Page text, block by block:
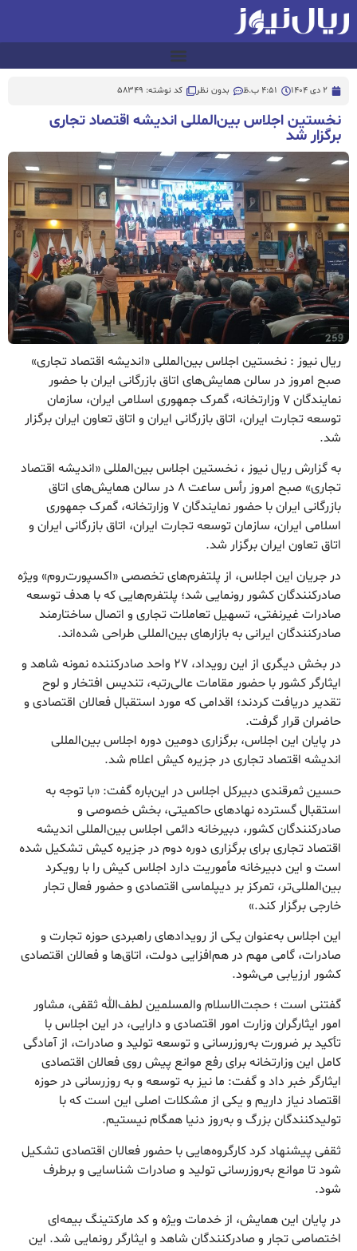
2 دی 1404 4:51 ب.ظ بدون نظر کد نوشته: 58349
نخستین اجلاس بین‌المللی اندیشه اقتصاد تجاری
برگزار شد
ریال نیوز : نخستین اجلاس بین‌المللی «اندیشه اقتصاد تجاری»
صبح امروز در سالن همایش‌های اتاق بازرگانی ایران با حضور
نمایندگان ۷ وزارتخانه، گمرک جمهوری اسلامی ایران، سازمان
توسعه تجارت ایران، اتاق بازرگانی ایران و اتاق تعاون ایران برگزار
شد.
به گزارش ریال نیوز ، نخستین اجلاس بین‌المللی «اندیشه اقتصاد
تجاری» صبح امروز رأس ساعت ۸ در سالن همایش‌های اتاق
بازرگانی ایران با حضور نمایندگان ۷ وزارتخانه، گمرک جمهوری
اسلامی ایران، سازمان توسعه تجارت ایران، اتاق بازرگانی ایران و
اتاق تعاون ایران برگزار شد.
در جریان این اجلاس، از پلتفرم‌های تخصصی «اکسپورت‌روم» ویژه
صادرکنندگان کشور رونمایی شد؛ پلتفرم‌هایی که با هدف توسعه
صادرات غیرنفتی، تسهیل تعاملات تجاری و اتصال ساختارمند
صادرکنندگان ایرانی به بازارهای بین‌المللی طراحی شده‌اند.
در بخش دیگری از این رویداد، ۲۷ واحد صادرکننده نمونه شاهد و
ایثارگر کشور با حضور مقامات عالی‌رتبه، تندیس افتخار و لوح
تقدیر دریافت کردند؛ اقدامی که مورد استقبال فعالان اقتصادی و
حاضران قرار گرفت.
در پایان این اجلاس، برگزاری دومین دوره اجلاس بین‌المللی
اندیشه اقتصاد تجاری در جزیره کیش اعلام شد.
حسین ثمرقندی دبیرکل اجلاس در این‌باره گفت: «با توجه به
استقبال گسترده نهادهای حاکمیتی، بخش خصوصی و
صادرکنندگان کشور، دبیرخانه دائمی اجلاس بین‌المللی اندیشه
اقتصاد تجاری برای برگزاری دوره دوم در جزیره کیش تشکیل شده
است و این دبیرخانه مأموریت دارد اجلاس کیش را با رویکرد
بین‌المللی‌تر، تمرکز بر دیپلماسی اقتصادی و حضور فعال تجار
خارجی برگزار کند.»
این اجلاس به‌عنوان یکی از رویدادهای راهبردی حوزه تجارت و
صادرات، گامی مهم در هم‌افزایی دولت، اتاق‌ها و فعالان اقتصادی
کشور ارزیابی می‌شود.
گفتنی است ؛ حجت‌الاسلام والمسلمین لطف‌الله ثقفی، مشاور
امور ایثارگران وزارت امور اقتصادی و دارایی، در این اجلاس با
تأکید بر ضرورت به‌روزرسانی و توسعه تولید و صادرات، از آمادگی
کامل این وزارتخانه برای رفع موانع پیش روی فعالان اقتصادی
ایثارگر خبر داد و گفت: ما نیز به توسعه و به روزرسانی در حوزه
اقتصاد نیاز داریم و یکی از مشکلات اصلی این است که با
تولیدکنندگان بزرگ و به‌روز دنیا همگام نیستیم.
ثقفی پیشنهاد کرد کارگروه‌هایی با حضور فعالان اقتصادی تشکیل
شود تا موانع به‌روزرسانی تولید و صادرات شناسایی و برطرف
شود.
در پایان این همایش، از خدمات ویژه و کد مارکتینگ بیمه‌ای
اختصاصی تجار و صادرکنندگان شاهد و ایثارگر رونمایی شد. این